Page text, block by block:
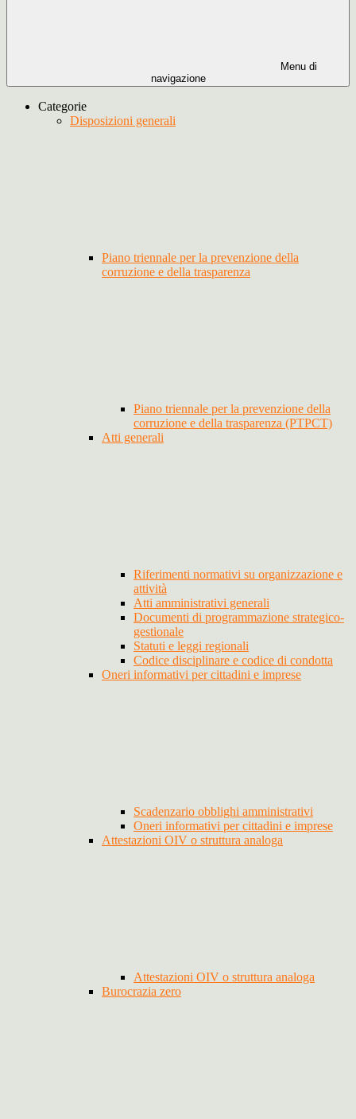
Menu di
navigazione
Categorie
Disposizioni generali
Piano triennale per la prevenzione della
corruzione e della trasparenza
Piano triennale per la prevenzione della
corruzione e della trasparenza (PTPCT)
Atti generali
Riferimenti normativi su organizzazione e
attività
Atti amministrativi generali
Documenti di programmazione strategico-
gestionale
Statuti e leggi regionali
Codice disciplinare e codice di condotta
Oneri informativi per cittadini e imprese
Scadenzario obblighi amministrativi
Oneri informativi per cittadini e imprese
Attestazioni OIV o struttura analoga
Attestazioni OIV o struttura analoga
Burocrazia zero